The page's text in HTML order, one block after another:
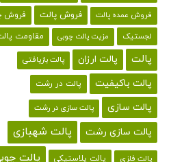
فروش عمده پالت فروش پالت
فروش
لجستیک
مزیت پالت چوبی مقاومت
پالت پالت ارزان پالت بازیافتی
پالت باکیفیت پالت در رشت
پالت سازی پالت سازی در رشت
پالت سازی رشت پالت شهبازی
پالت فلزی پالت پلاستیکی پالت